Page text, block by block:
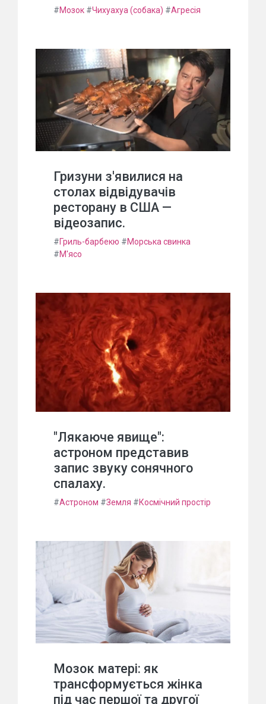
#Мозок #Чихуахуа (собака) #Агресія
Гризуни з'явилися на
столах відвідувачів
ресторану в США —
відеозапис.
#Гриль-барбекю #Морська свинка
#М'ясо
"Лякаюче явище":
астроном представив
запис звуку сонячного
спалаху.
#Астроном #Земля #Космічний простір
Мозок матері: як
трансформується жінка
під час першої та другої